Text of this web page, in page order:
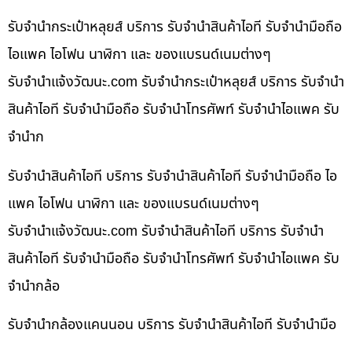
รับจำนำกระเป๋าหลุยส์ บริการ รับจำนำสินค้าไอที รับจำนำมือถือ
ไอแพค ไอโฟน นาฬิกา และ ของแบรนด์เนมต่างๆ
รับจํานําแจ้งวัฒนะ.com รับจำนำกระเป๋าหลุยส์ บริการ รับจำนำ
สินค้าไอที รับจำนำมือถือ รับจำนำโทรศัพท์ รับจำนำไอแพค รับ
จำนำก
รับจำนำสินค้าไอที บริการ รับจำนำสินค้าไอที รับจำนำมือถือ ไอ
แพค ไอโฟน นาฬิกา และ ของแบรนด์เนมต่างๆ
รับจํานําแจ้งวัฒนะ.com รับจำนำสินค้าไอที บริการ รับจำนำ
สินค้าไอที รับจำนำมือถือ รับจำนำโทรศัพท์ รับจำนำไอแพค รับ
จำนำกล้อ
รับจำนำกล้องแคนนอน บริการ รับจำนำสินค้าไอที รับจำนำมือ